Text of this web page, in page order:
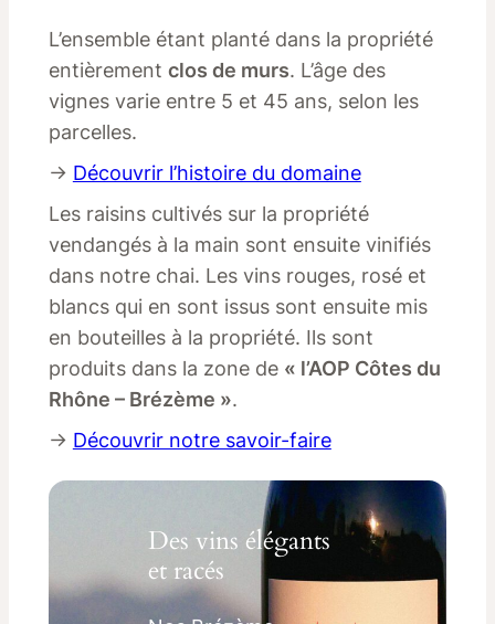
L’ensemble étant planté dans la propriété
entièrement clos de murs. L’âge des
vignes varie entre 5 et 45 ans, selon les
parcelles.
→ Découvrir l’histoire du domaine
Les raisins cultivés sur la propriété
vendangés à la main sont ensuite vinifiés
dans notre chai. Les vins rouges, rosé et
blancs qui en sont issus sont ensuite mis
en bouteilles à la propriété. Ils sont
produits dans la zone de « l’AOP Côtes du
Rhône – Brézème ».
→ Découvrir notre savoir-faire
Des vins élégants
et racés